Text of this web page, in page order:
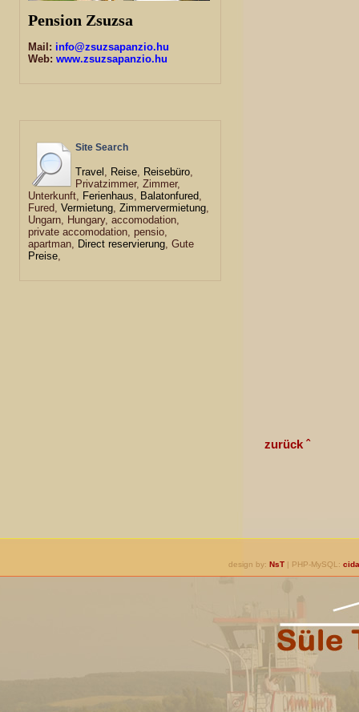
Pension Zsuzsa
Mail: info@zsuzsapanzio.hu
Web: www.zsuzsapanzio.hu
Site Search
Travel Reise Reisebüro
Privatzimmer, Zimmer,
Unterkunft, Ferienhaus Balatonfured
Fured, Vermietung Zimmervermietung
Ungarn, Hungary, accomodation,
private accomodation, pensio,
apartman, Direct reservierung , Gute
Preise
zurück ˆ
design by: NsT | PHP-MySQL: